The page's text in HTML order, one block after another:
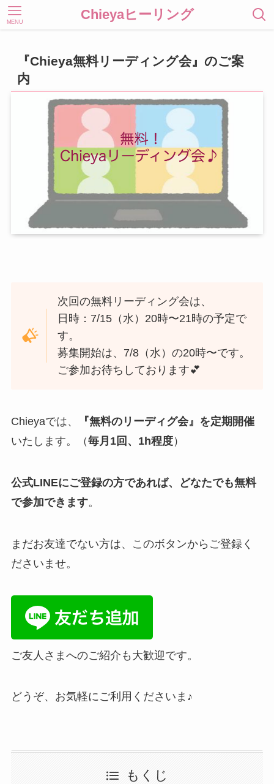
Chieyaヒーリング
MENU
『Chieya無料リーディング会』のご案
内
次回の無料リーディング会は、
日時：7/15（水）20時〜21時の予定で
す。
募集開始は、7/8（水）の20時〜です。
ご参加お待ちしております💕
Chieyaでは、
『無料のリーディグ会』を定期開催
いたします。（毎月1回、1h程度）
公式LINEにご登録の方であれば、どなたでも無料
で参加できます。
まだお友達でない方は、このボタンからご登録く
ださいませ。
ご友人さまへのご紹介も大歓迎です。
どうぞ、お気軽にご利用くださいま♪
もくじ